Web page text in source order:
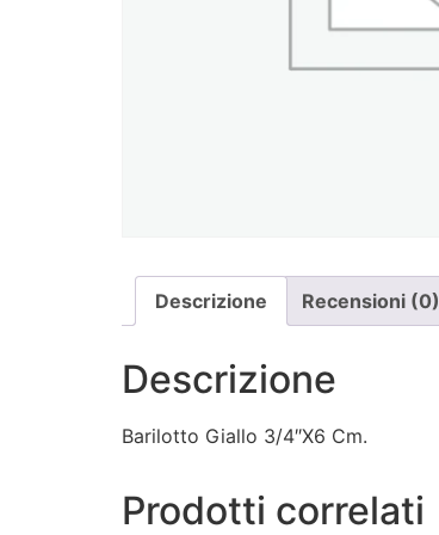
Descrizione Recensioni (0)
Descrizione
Barilotto Giallo 3/4″X6 Cm.
Prodotti correlati